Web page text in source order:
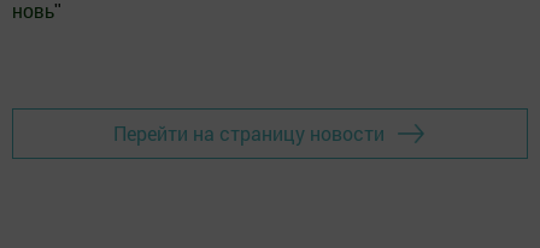
новь"
Перейти на страницу новости